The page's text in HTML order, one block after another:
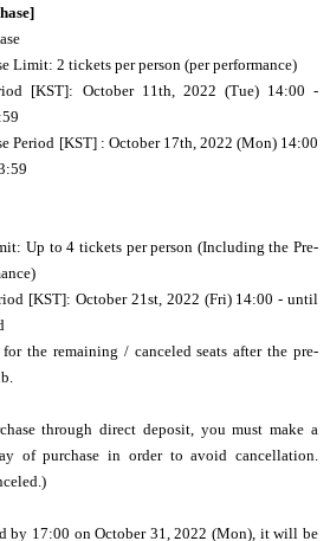
Limit: 2 tickets per person (per performance)
[KST]: October 11th, 2022 (Tue) 14:00 -
Period [KST] : October 17th, 2022 (Mon) 14:00
Up to 4 tickets per person (Including the Pre-
[KST]: October 21st, 2022 (Fri) 14:00 - until
the remaining / canceled seats after the pre-
through direct deposit, you must make a
of purchase in order to avoid cancellation.
by 17:00 on October 31, 2022 (Mon), it will be